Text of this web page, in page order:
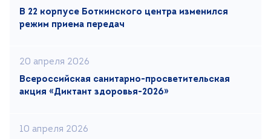
В 22 корпусе Боткинского центра изменился
режим приема передач
20 апреля 2026
Всероссийская санитарно-просветительская
акция «Диктант здоровья-2026»
10 апреля 2026